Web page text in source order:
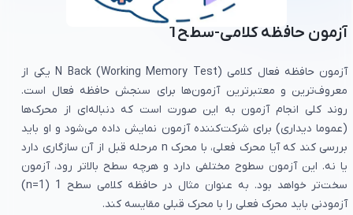
آزمون حافظه کلامی-سطح1
آزمون حافظه فعال کلامی N Back (Working Memory Test) یکی از
معروف‌ترین و معتبرترین آزمون‌ها برای سنجش حافظه فعال است.
روند کلی انجام آزمون به این صورت است که دنباله‌ای از محرک‌ها
(عموما دیداری) برای شرکت‌کننده آزمون نمایش داده می‌شود و او باید
بررسی کند که آیا محرک فعلی، با محرک n مرحله قبل از آن سازگاری دارد
یا نه. این آزمون سطوح مختلفی دارد و هرچه سطح بالاتر رود، آزمون
سخت‌تر خواهد بود. به عنوان مثال در حافظه کلامی سطح 1 (n=1)
آزمودنی باید محرک فعلی را با محرک قبلی مقایسه کند.